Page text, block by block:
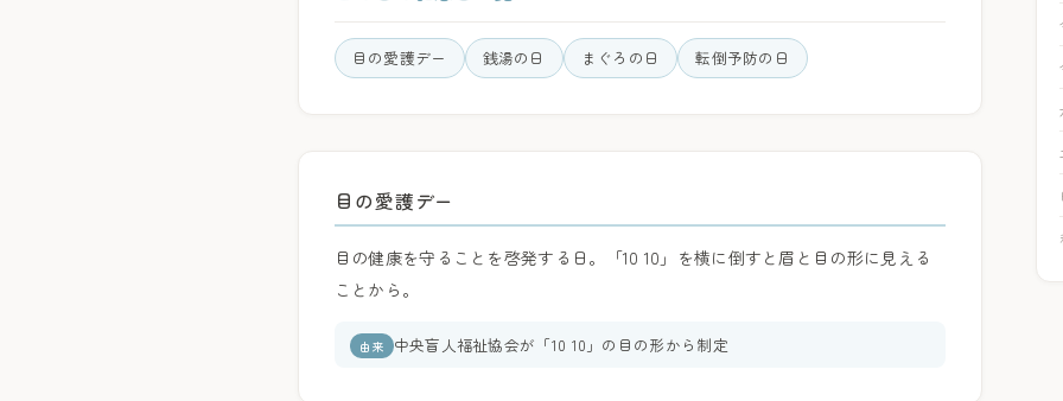
目の愛護デー 銭湯の日 まぐろの日 転倒予防の日
目の愛護デー
目の健康を守ることを啓発する日。「10 10」を横に倒すと眉と目の形に見える
ことから。
由来 中央盲人福祉協会が「10 10」の目の形から制定